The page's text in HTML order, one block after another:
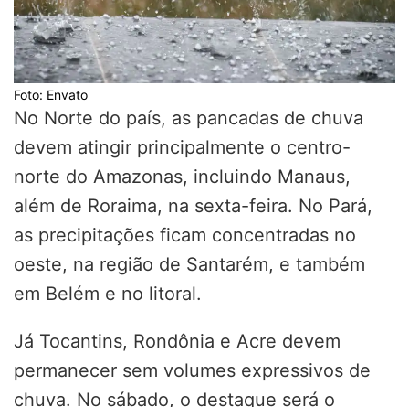
Foto: Envato
No Norte do país, as pancadas de chuva
devem atingir principalmente o centro-
norte do Amazonas, incluindo Manaus,
além de Roraima, na sexta-feira. No Pará,
as precipitações ficam concentradas no
oeste, na região de Santarém, e também
em Belém e no litoral.
Já Tocantins, Rondônia e Acre devem
permanecer sem volumes expressivos de
chuva. No sábado, o destaque será o